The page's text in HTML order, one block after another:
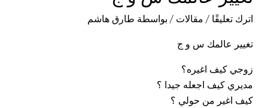
اترك تعليقًا / مقالات / بواسطة طارق هاشم
تغيير عالمك س و ج
زوجي كيف اغيره؟
مديري كيف اجعله جيدا ؟
كيف اغير من حولي ؟